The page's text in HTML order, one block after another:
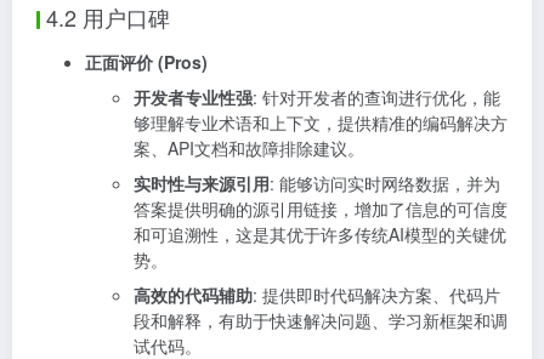
4.2 用户口碑
正面评价 (Pros)
开发者专业性强: 针对开发者的查询进行优化，能
够理解专业术语和上下文，提供精准的编码解决方
案、API文档和故障排除建议。
实时性与来源引用: 能够访问实时网络数据，并为
答案提供明确的源引用链接，增加了信息的可信度
和可追溯性，这是其优于许多传统AI模型的关键优
势。
高效的代码辅助: 提供即时代码解决方案、代码片
段和解释，有助于快速解决问题、学习新框架和调
试代码。